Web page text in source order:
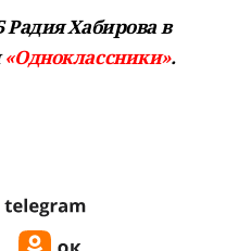
Радия Хабирова в
«Одноклассники».